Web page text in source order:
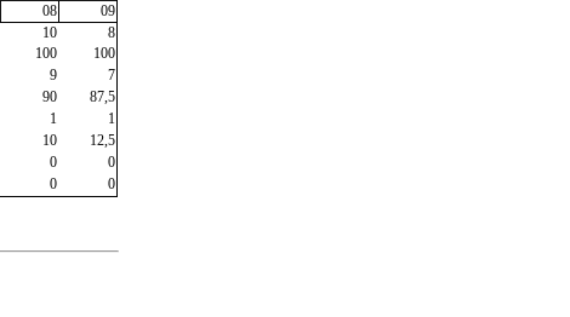
08
09
10
8
100
100
9
7
90
87,5
1
1
10
12,5
0
0
0 0